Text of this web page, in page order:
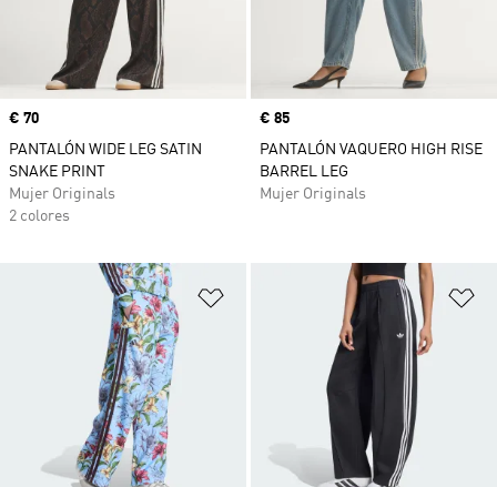
Precio
€ 70
PANTALÓN WIDE LEG SATIN
SNAKE PRINT
Mujer Originals
2 colores
Precio
€ 85
PANTALÓN VAQUERO HIGH RISE
BARREL LEG
Mujer Originals
Añadir a la lista de deseos